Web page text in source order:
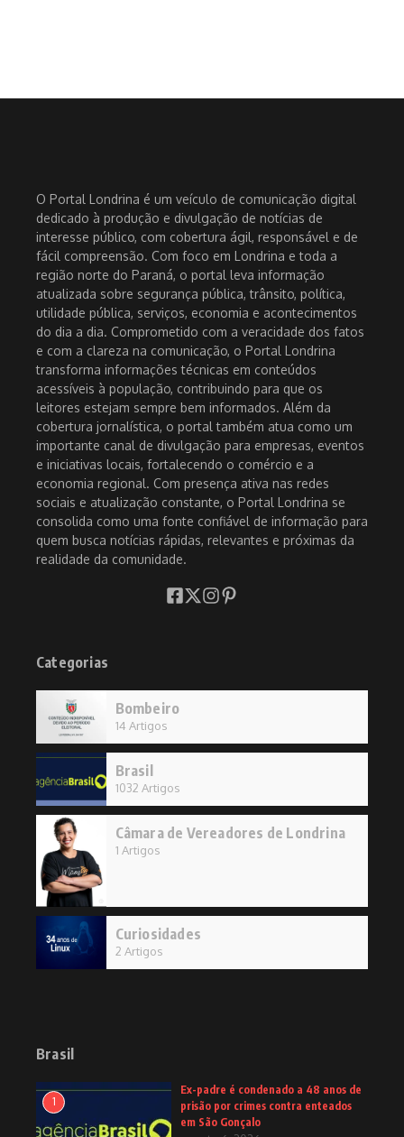
O Portal Londrina é um veículo de comunicação digital
dedicado à produção e divulgação de notícias de
interesse público, com cobertura ágil, responsável e de
fácil compreensão. Com foco em Londrina e toda a
região norte do Paraná, o portal leva informação
atualizada sobre segurança pública, trânsito, política,
utilidade pública, serviços, economia e acontecimentos
do dia a dia. Comprometido com a veracidade dos fatos
e com a clareza na comunicação, o Portal Londrina
transforma informações técnicas em conteúdos
acessíveis à população, contribuindo para que os
leitores estejam sempre bem informados. Além da
cobertura jornalística, o portal também atua como um
importante canal de divulgação para empresas, eventos
e iniciativas locais, fortalecendo o comércio e a
economia regional. Com presença ativa nas redes
sociais e atualização constante, o Portal Londrina se
consolida como uma fonte confiável de informação para
quem busca notícias rápidas, relevantes e próximas da
realidade da comunidade.
Categorias
Bombeiro
14 Artigos
Brasil
1032 Artigos
Câmara de Vereadores de Londrina
1 Artigos
Curiosidades
2 Artigos
Brasil
1
Ex-padre é condenado a 48 anos de
prisão por crimes contra enteados
em São Gonçalo